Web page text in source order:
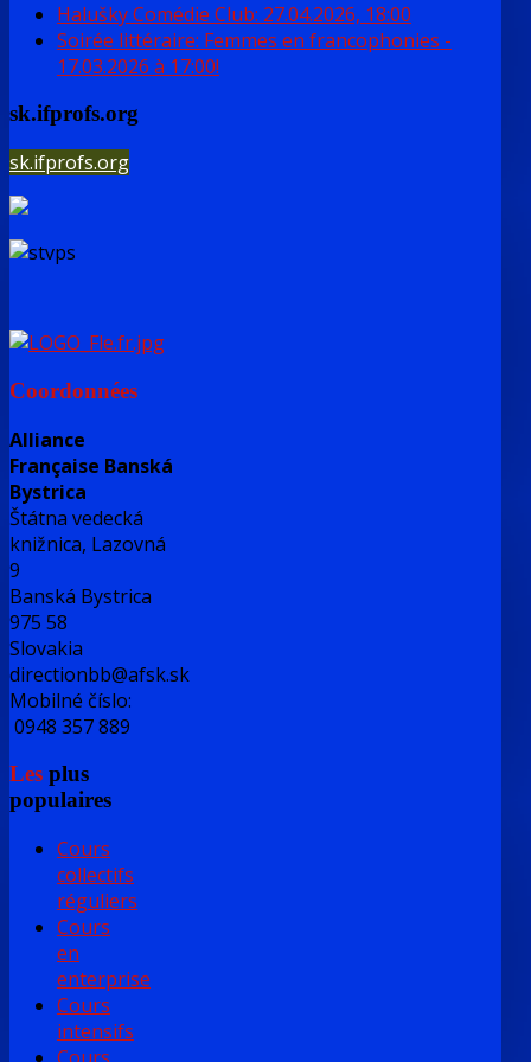
Halušky Comédie Club: 27.04.2026, 18:00
Soirée littéraire: Femmes en francophonies -
17.03.2026 à 17:00!
sk.ifprofs.org
sk.ifprofs.org
Coordonnées
Alliance
Française Banská
Bystrica
Štátna vedecká
knižnica, Lazovná
9
Banská Bystrica
975 58
Slovakia
directionbb@afsk.sk
Mobilné číslo:
0948 357 889
Les plus
populaires
Cours
collectifs
réguliers
Cours
en
enterprise
Cours
intensifs